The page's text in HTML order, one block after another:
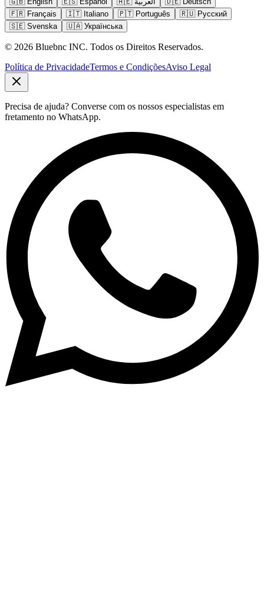
🇫🇷 Français 🇮🇹 Italiano 🇵🇹 Português 🇷🇺 Русский
🇸🇪 Svenska 🇺🇦 Українська
© 2026 Bluebnc INC. Todos os Direitos Reservados.
Política de PrivacidadeTermos e CondiçõesAviso Legal
Precisa de ajuda? Converse com os nossos especialistas em
fretamento no WhatsApp.